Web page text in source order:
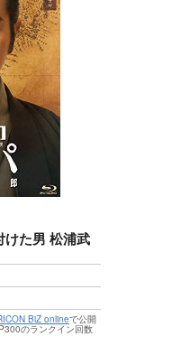
けた男 松浦武
BiZ onlineで公開
のランクイン回数